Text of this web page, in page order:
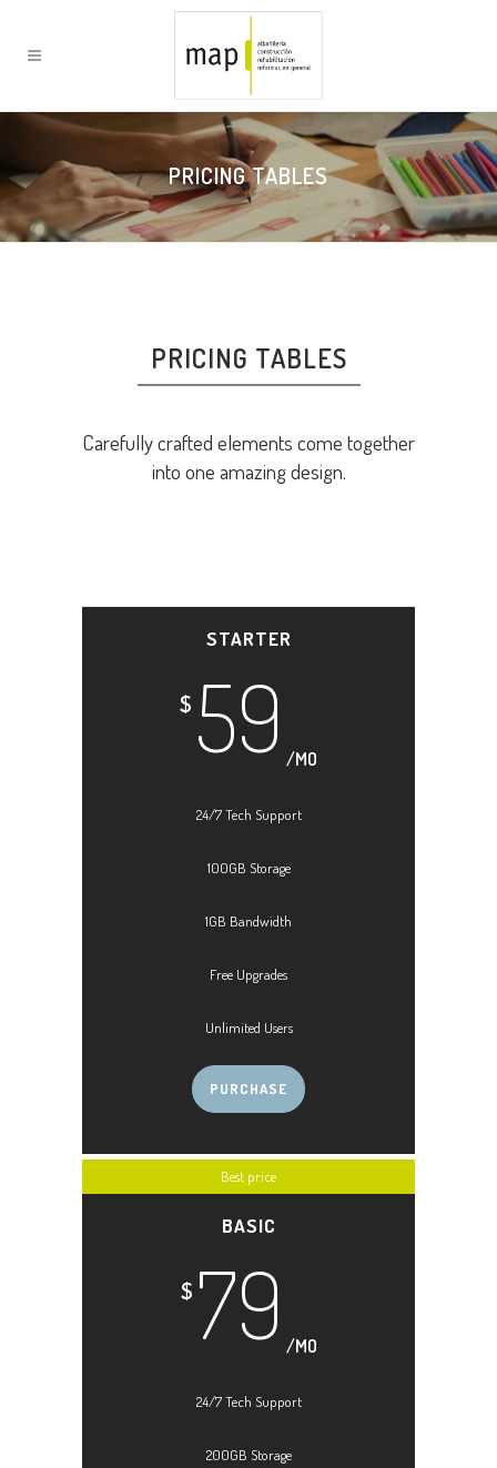
PRICING TABLES
PRICING TABLES
Carefully crafted elements come together
into one amazing design.
STARTER
$ 59 /MO
24/7 Tech Support
100GB Storage
1GB Bandwidth
Free Upgrades
Unlimited Users
PURCHASE
Best price
BASIC
$ 79 /MO
24/7 Tech Support
200GB Storage